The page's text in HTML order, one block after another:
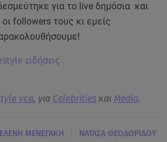
για το live δημόσια και
followers τους κι εμείς
ειδήσεις
νεα, για Celebrities και Media.
ΕΛΕΝΗ ΜΕΝΕΓΑΚΗ ΝΑΤΑΣΑ ΘΕΟΔΩΡΙΔΟΥ